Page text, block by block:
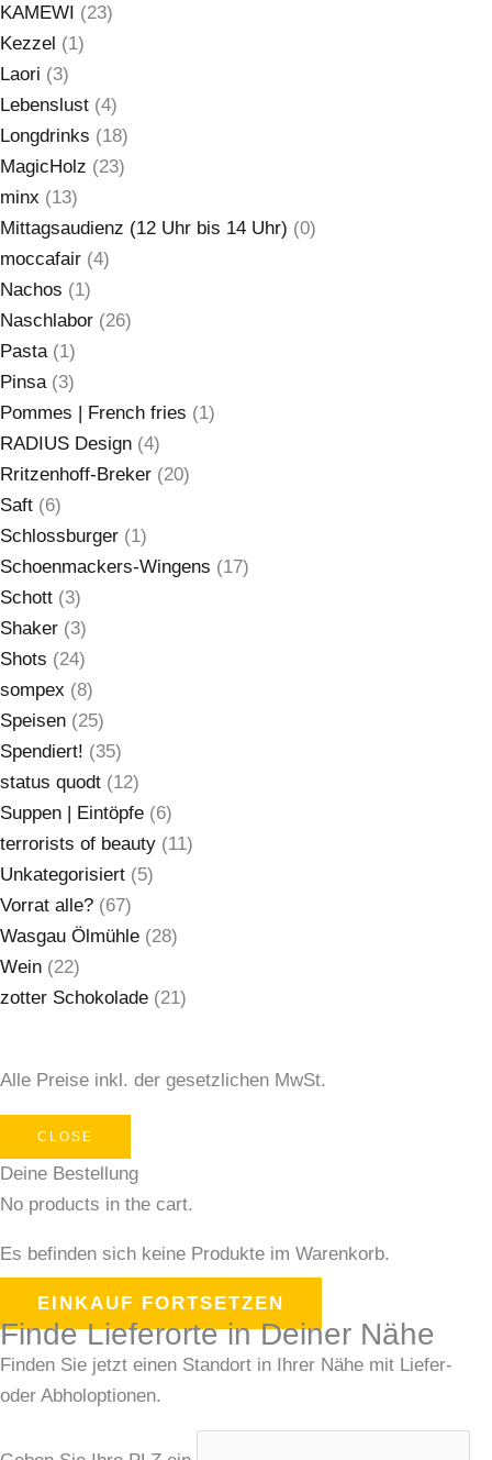
KAMEWI (23)
Kezzel (1)
Laori (3)
Lebenslust (4)
Longdrinks (18)
MagicHolz (23)
minx (13)
Mittagsaudienz (12 Uhr bis 14 Uhr) (0)
moccafair (4)
Nachos (1)
Naschlabor (26)
Pasta (1)
Pinsa (3)
Pommes | French fries (1)
RADIUS Design (4)
Rritzenhoff-Breker (20)
Saft (6)
Schlossburger (1)
Schoenmackers-Wingens (17)
Schott (3)
Shaker (3)
Shots (24)
sompex (8)
Speisen (25)
Spendiert! (35)
status quodt (12)
Suppen | Eintöpfe (6)
terrorists of beauty (11)
Unkategorisiert (5)
Vorrat alle? (67)
Wasgau Ölmühle (28)
Wein (22)
zotter Schokolade (21)
Alle Preise inkl. der gesetzlichen MwSt.
CLOSE
Deine Bestellung
No products in the cart.
Es befinden sich keine Produkte im Warenkorb.
EINKAUF FORTSETZEN
Finde Lieferorte in Deiner Nähe
Finden Sie jetzt einen Standort in Ihrer Nähe mit Liefer-
oder Abholoptionen.